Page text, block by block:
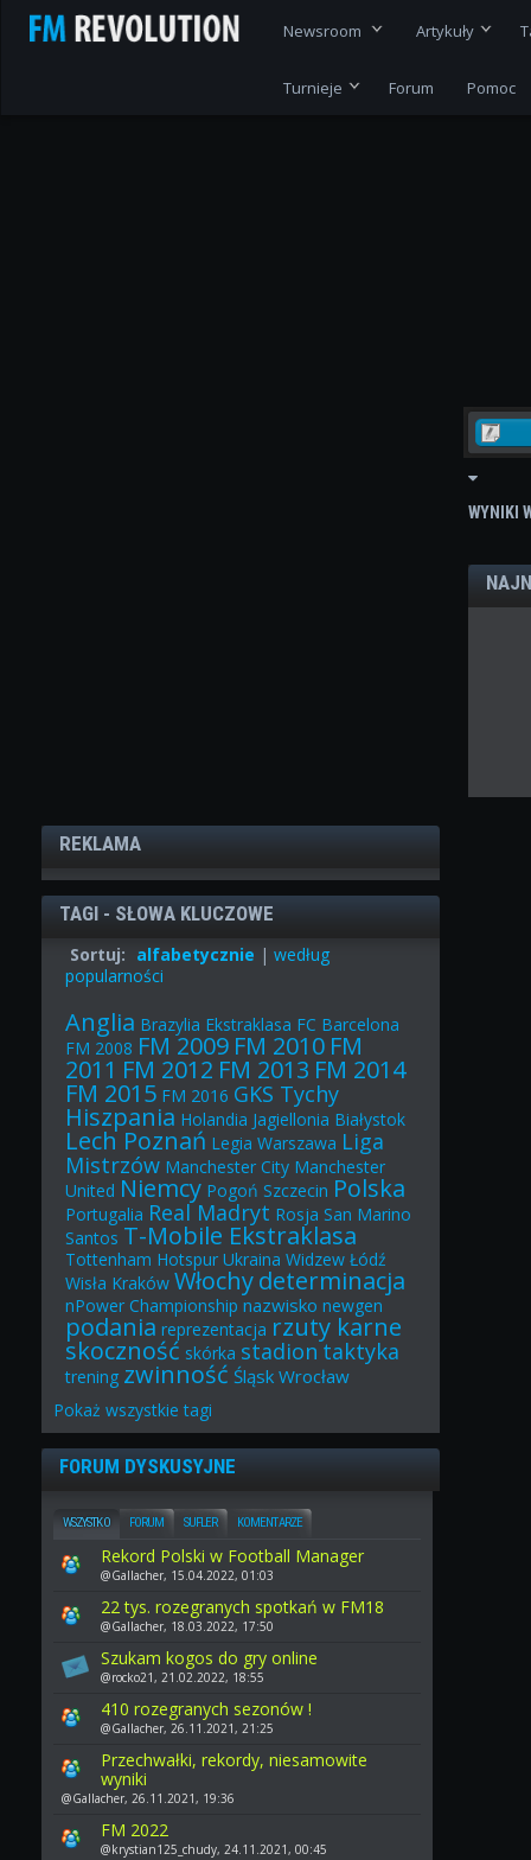
Newsroom Artykuły
Turnieje Forum Pomoc
WYNIKI
REKLAMA
TAGI - SŁOWA KLUCZOWE
Sortuj: alfabetycznie | według
popularności
Anglia Brazylia Ekstraklasa FC Barcelona
FM 2008 FM 2009 FM 2010 FM
2011 FM 2012 FM 2013 FM 2014
FM 2015 FM 2016 GKS Tychy
Hiszpania Holandia Jagiellonia Białystok
Lech Poznań Legia Warszawa Liga
Mistrzów Manchester City Manchester
United Niemcy Pogoń Szczecin Polska
Portugalia Real Madryt Rosja San Marino
Santos T-Mobile Ekstraklasa
Tottenham Hotspur Ukraina Widzew Łódź
Wisła Kraków Włochy determinacja
nPower Championship nazwisko newgen
podania reprezentacja rzuty karne
skoczność skórka stadiontaktyka
trening zwinność Śląsk Wrocław
Pokaż wszystkie tagi
FORUM DYSKUSYJNE
WSZYSTKO FORUM SUFLER KOMENTARZE
Rekord Polski w Football Manager
@Gallacher, 15.04.2022, 01:03
22 tys. rozegranych spotkań w FM18
@Gallacher, 18.03.2022, 17:50
Szukam kogos do gry online
@rocko21, 21.02.2022, 18:55
410 rozegranych sezonów !
@Gallacher, 26.11.2021, 21:25
Przechwałki, rekordy, niesamowite
wyniki
@Gallacher, 26.11.2021, 19:36
FM 2022
@krystian125_chudy, 24.11.2021, 00:45